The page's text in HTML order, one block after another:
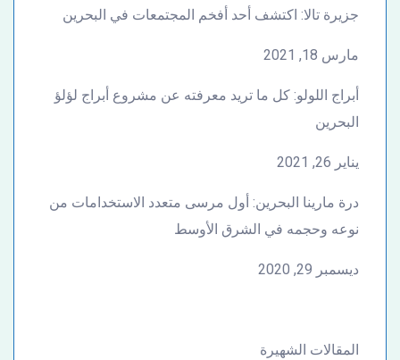
جزيرة تالا: اكتشف أحد أفخم المجتمعات في البحرين
مارس 18, 2021
أبراج اللولو: كل ما تريد معرفته عن مشروع أبراج لؤلؤ
البحرين
يناير 26, 2021
درة مارينا البحرين: أول مرسى متعدد الاستخدامات من
نوعه وحجمه في الشرق الأوسط
ديسمبر 29, 2020
المقالات الشهيرة